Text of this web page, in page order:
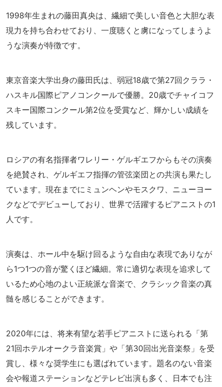
1998年生まれの藤田真央は、繊細で美しい音色と大胆な表
現力を持ち合わせており、一度聴くと虜になってしまうよ
うな演奏が特徴です。
東京音楽大学出身の藤田氏は、弱冠18歳で第27回クララ・
ハスキル国際ピアノコンクールで優勝。20歳でチャイコフ
スキー国際コンクール第2位を受賞など、輝かしい成績を
残しています。
ロシアの有名指揮者ワレリー・ゲルギエフからもその演奏
を絶賛され、ゲルギエフ指揮の管弦楽団との共演も果たし
ています。現在までにミュンヘンやモスクワ、ニューヨー
クなどでデビューしており、世界で活躍するピアニストの1
人です。
演奏は、ホール中を駆け回るような自由な表現でありなが
ら1つ1つの音が驚くほど繊細。常に適切な表現を追求して
いるため心地のよい正統派な音楽で、クラシック音楽の真
髄を感じることができます。
2020年には、将来有望な若手ピアニストに送られる「第
21回ホテルオークラ音楽賞」や「第30回出光音楽祭」を受
賞し、様々な奨学生にも選ばれています。題名のない音楽
会や報道ステーションなどテレビ出演も多く、日本でも注